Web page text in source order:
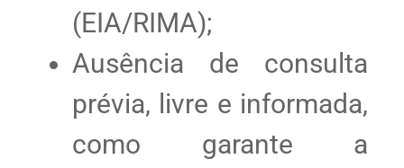
(EIA/RIMA);
Ausência de consulta
prévia, livre e informada,
como garante a